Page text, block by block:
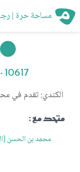
مساحة حرة |
10617 - محمد بن الحسين بن هارون
الكندي: تقدم في
متحد مع :
محمد بن الحسن